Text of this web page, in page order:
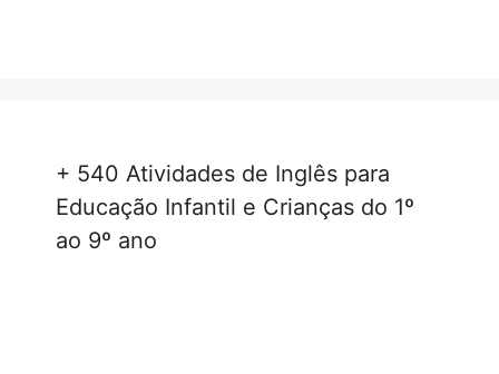
+ 540 Atividades de Inglês para
Educação Infantil e Crianças do 1º
ao 9º ano